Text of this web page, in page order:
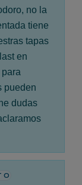
no la
tiene
tapas
en
pueden
dudas